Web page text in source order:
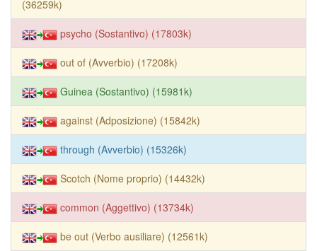
(36259k)
psycho (Sostantivo) (17803k)
out of (Avverbio) (17208k)
Guinea (Sostantivo) (15981k)
against (Adposizione) (15842k)
through (Avverbio) (15326k)
Scotch (Nome proprio) (14432k)
common (Aggettivo) (13734k)
be out (Verbo ausiliare) (12561k)